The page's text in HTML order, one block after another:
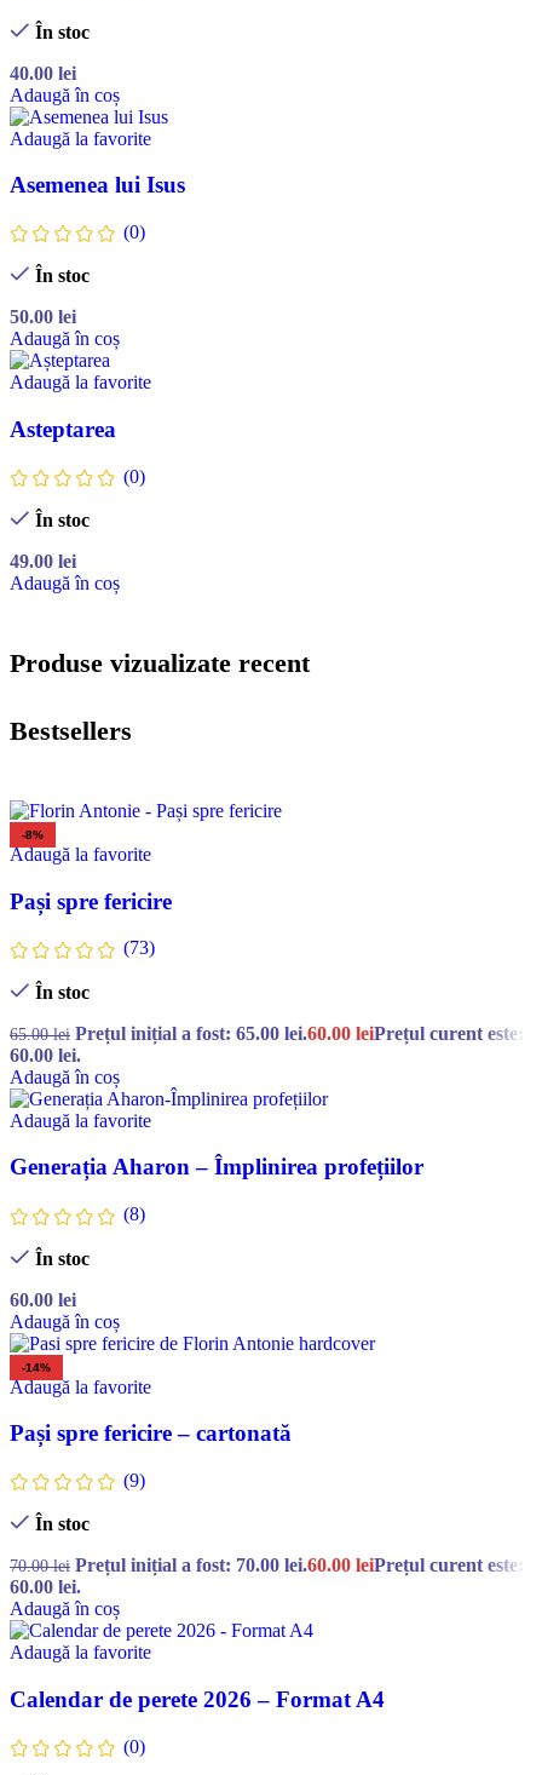
În stoc
40.00 lei
Adaugă în coș
Adaugă la favorite
Asemenea lui Isus
(0)
În stoc
50.00 lei
Adaugă în coș
Adaugă la favorite
Asteptarea
(0)
În stoc
49.00 lei
Adaugă în coș
Produse vizualizate recent
Bestsellers
-8%
Adaugă la favorite
Pași spre fericire
(73)
În stoc
65.00lei Prețul inițial a fost: 65.00 lei.60.00 leiPrețul curent este:
60.00 lei.
Adaugă în coș
Adaugă la favorite
Generația Aharon – Împlinirea profețiilor
(8)
În stoc
60.00 lei
Adaugă în coș
-14%
Adaugă la favorite
Pași spre fericire – cartonată
(9)
În stoc
70.00lei Prețul inițial a fost: 70.00 lei.60.00 leiPrețul curent este:
60.00 lei.
Adaugă în coș
Adaugă la favorite
Calendar de perete 2026 – Format A4
(0)